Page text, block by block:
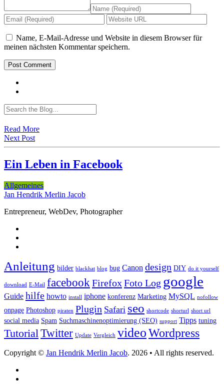
Name, E-Mail-Adresse und Website in diesem Browser für
meinen nächsten Kommentar speichern.
Read More
Next Post
Ein Leben in Facebook
Allgemeines
Jan Hendrik Merlin Jacob
Entrepreneur, WebDev, Photographer
Anleitung bilder blackhat blog bug Canon design DIY do it yourself
download E-Mail facebook FirefoxFoto Log google
Guide hilfe howto install iphone konferenz Marketing MySQL nofollow
onpage Photoshop piraten Plugin Safari seo shortcode shorturl short url
social media Spam Suchmaschinenoptimierung (SEO) support Tipps tuning
TutorialTwitter Update Vergleich videoWordpress
Copyright © Jan Hendrik Merlin Jacob. 2026 • All rights reserved.